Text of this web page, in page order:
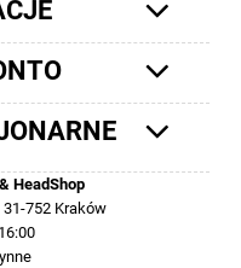
HeadShop
752 Kraków